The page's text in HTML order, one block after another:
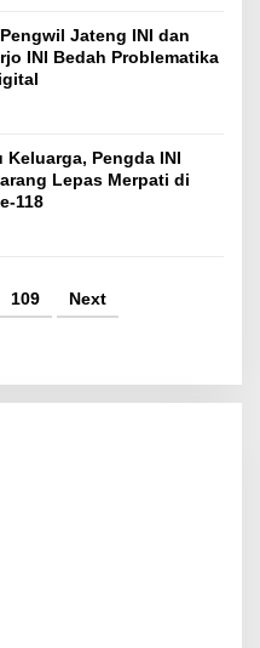
Jateng INI dan
INI Bedah Problematika
Keluarga, Pengda INI
Lepas Merpati di
118
109 Next